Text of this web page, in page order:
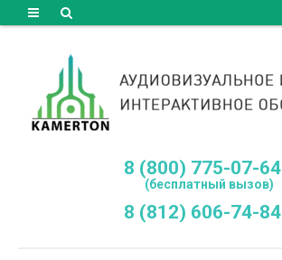
8 (800) 775-07-64
(бесплатный вызов)
8 (812) 606-74-84